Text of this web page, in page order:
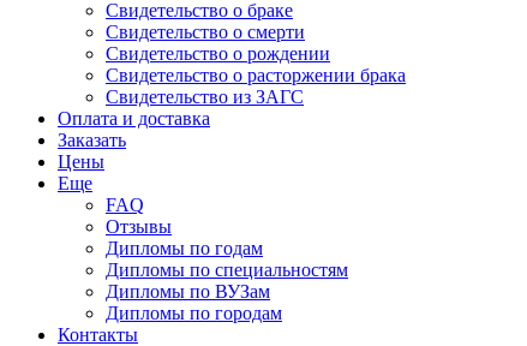
Свидетельство о браке
Свидетельство о смерти
Свидетельство о рождении
Свидетельство о расторжении брака
Свидетельство из ЗАГС
Оплата и доставка
Заказать
Цены
Еще
FAQ
Отзывы
Дипломы по годам
Дипломы по специальностям
Дипломы по ВУЗам
Дипломы по городам
Контакты